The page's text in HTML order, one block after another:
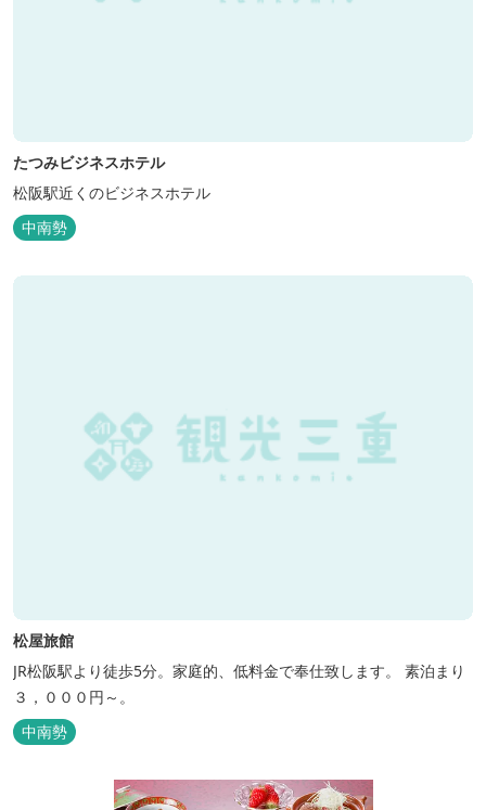
たつみビジネスホテル
松阪駅近くのビジネスホテル
中南勢
松屋旅館
JR松阪駅より徒歩5分。家庭的、低料金で奉仕致します。 素泊まり
３，０００円～。
中南勢